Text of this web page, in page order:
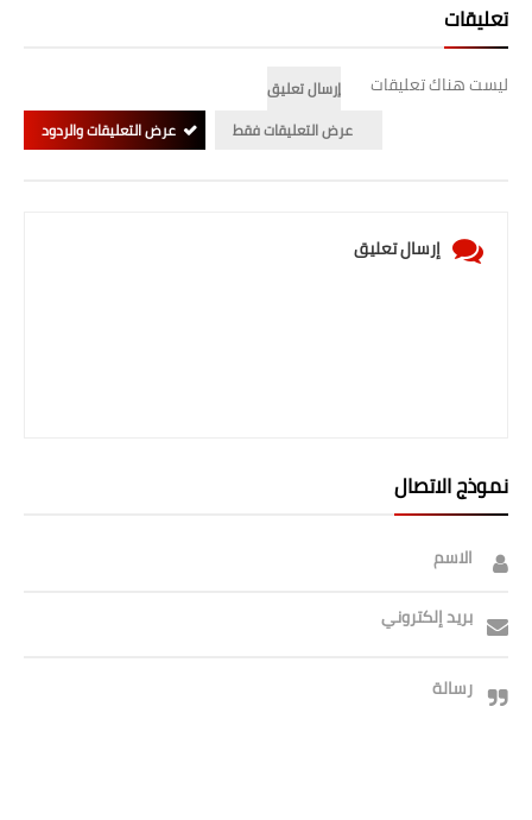
تعليقات
ليست هناك تعليقات
إرسال تعليق
عرض التعليقات فقط
عرض التعليقات والردود
إرسال تعليق
نموذج الاتصال
الاسم
بريد إلكتروني
رسالة